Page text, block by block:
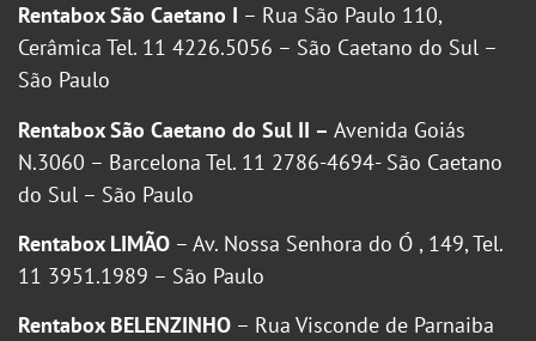
Rentabox São Caetano I – Rua São Paulo 110,
Cerâmica Tel. 11 4226.5056 – São Caetano do Sul –
São Paulo
Rentabox São Caetano do Sul II – Avenida Goiás
N.3060 – Barcelona Tel. 11 2786-4694- São Caetano
do Sul – São Paulo
Rentabox LIMÃO – Av. Nossa Senhora do Ó , 149, Tel.
11 3951.1989 – São Paulo
Rentabox BELENZINHO – Rua Visconde de Parnaiba